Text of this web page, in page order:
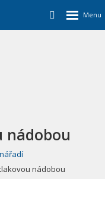
nádobou
nádobou